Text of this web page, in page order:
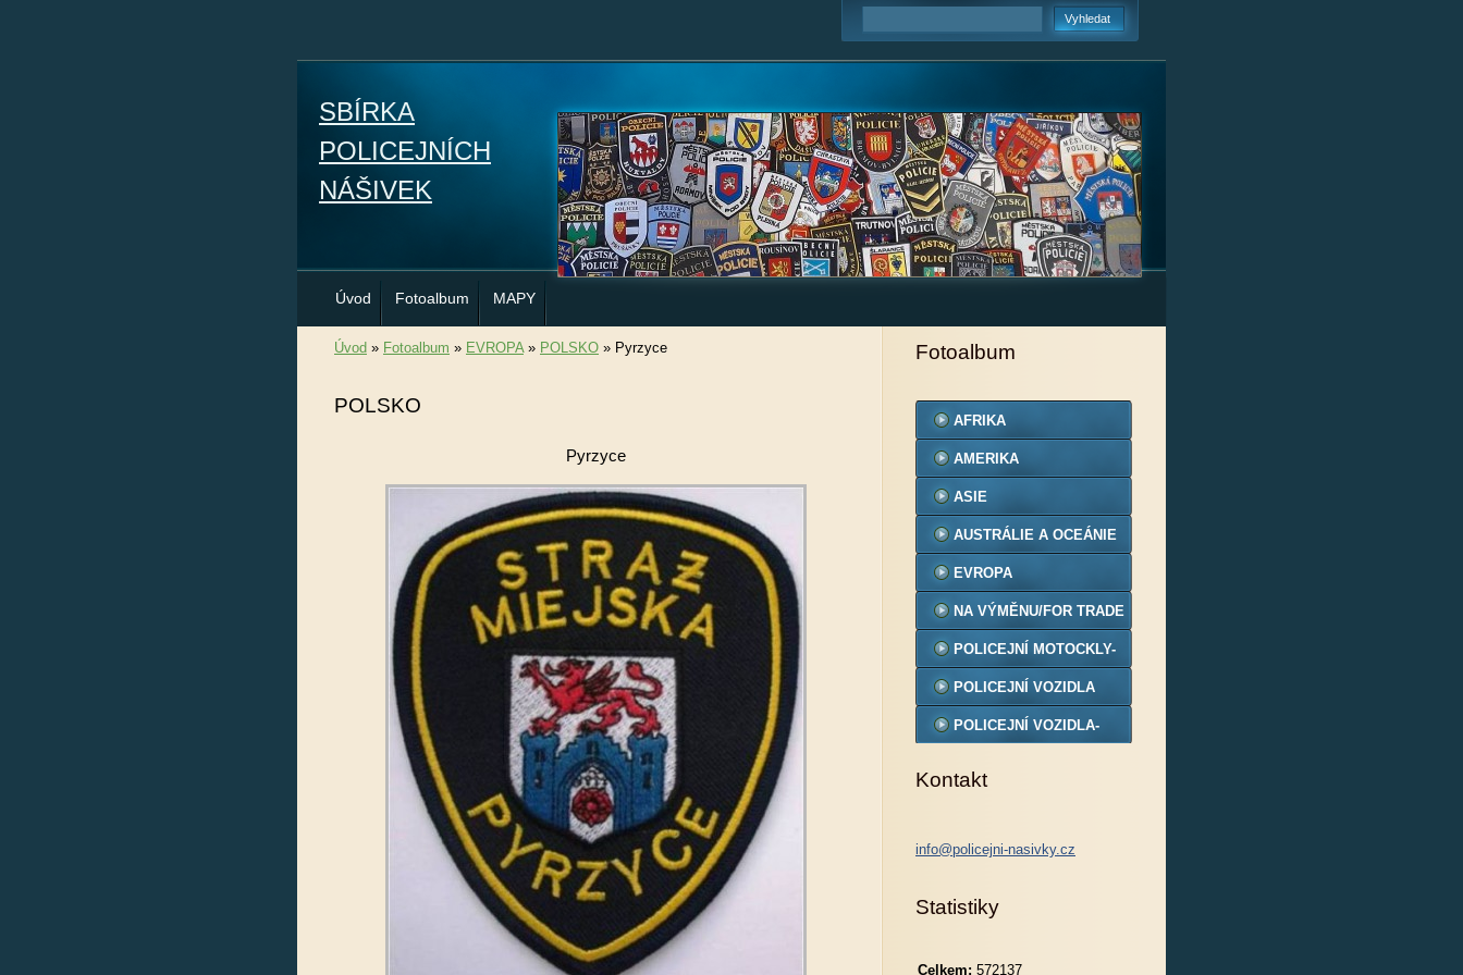
SBÍRKA
POLICEJNÍCH
NÁŠIVEK
Úvod Fotoalbum MAPY
Úvod » Fotoalbum » EVROPA» POLSKO » Pyrzyce
POLSKO
Pyrzyce
Fotoalbum
AFRIKA
AMERIKA
ASIE
AUSTRÁLIE A OCEÁNIE
EVROPA
NA VÝMĚNU/FOR TRADE
POLICEJNÍ MOTOCKLY-
MODELY
POLICEJNÍ VOZIDLA
POLICEJNÍ VOZIDLA-
Kontakt
info@policejni-nasivky.cz
Statistiky
Celkem: 572137